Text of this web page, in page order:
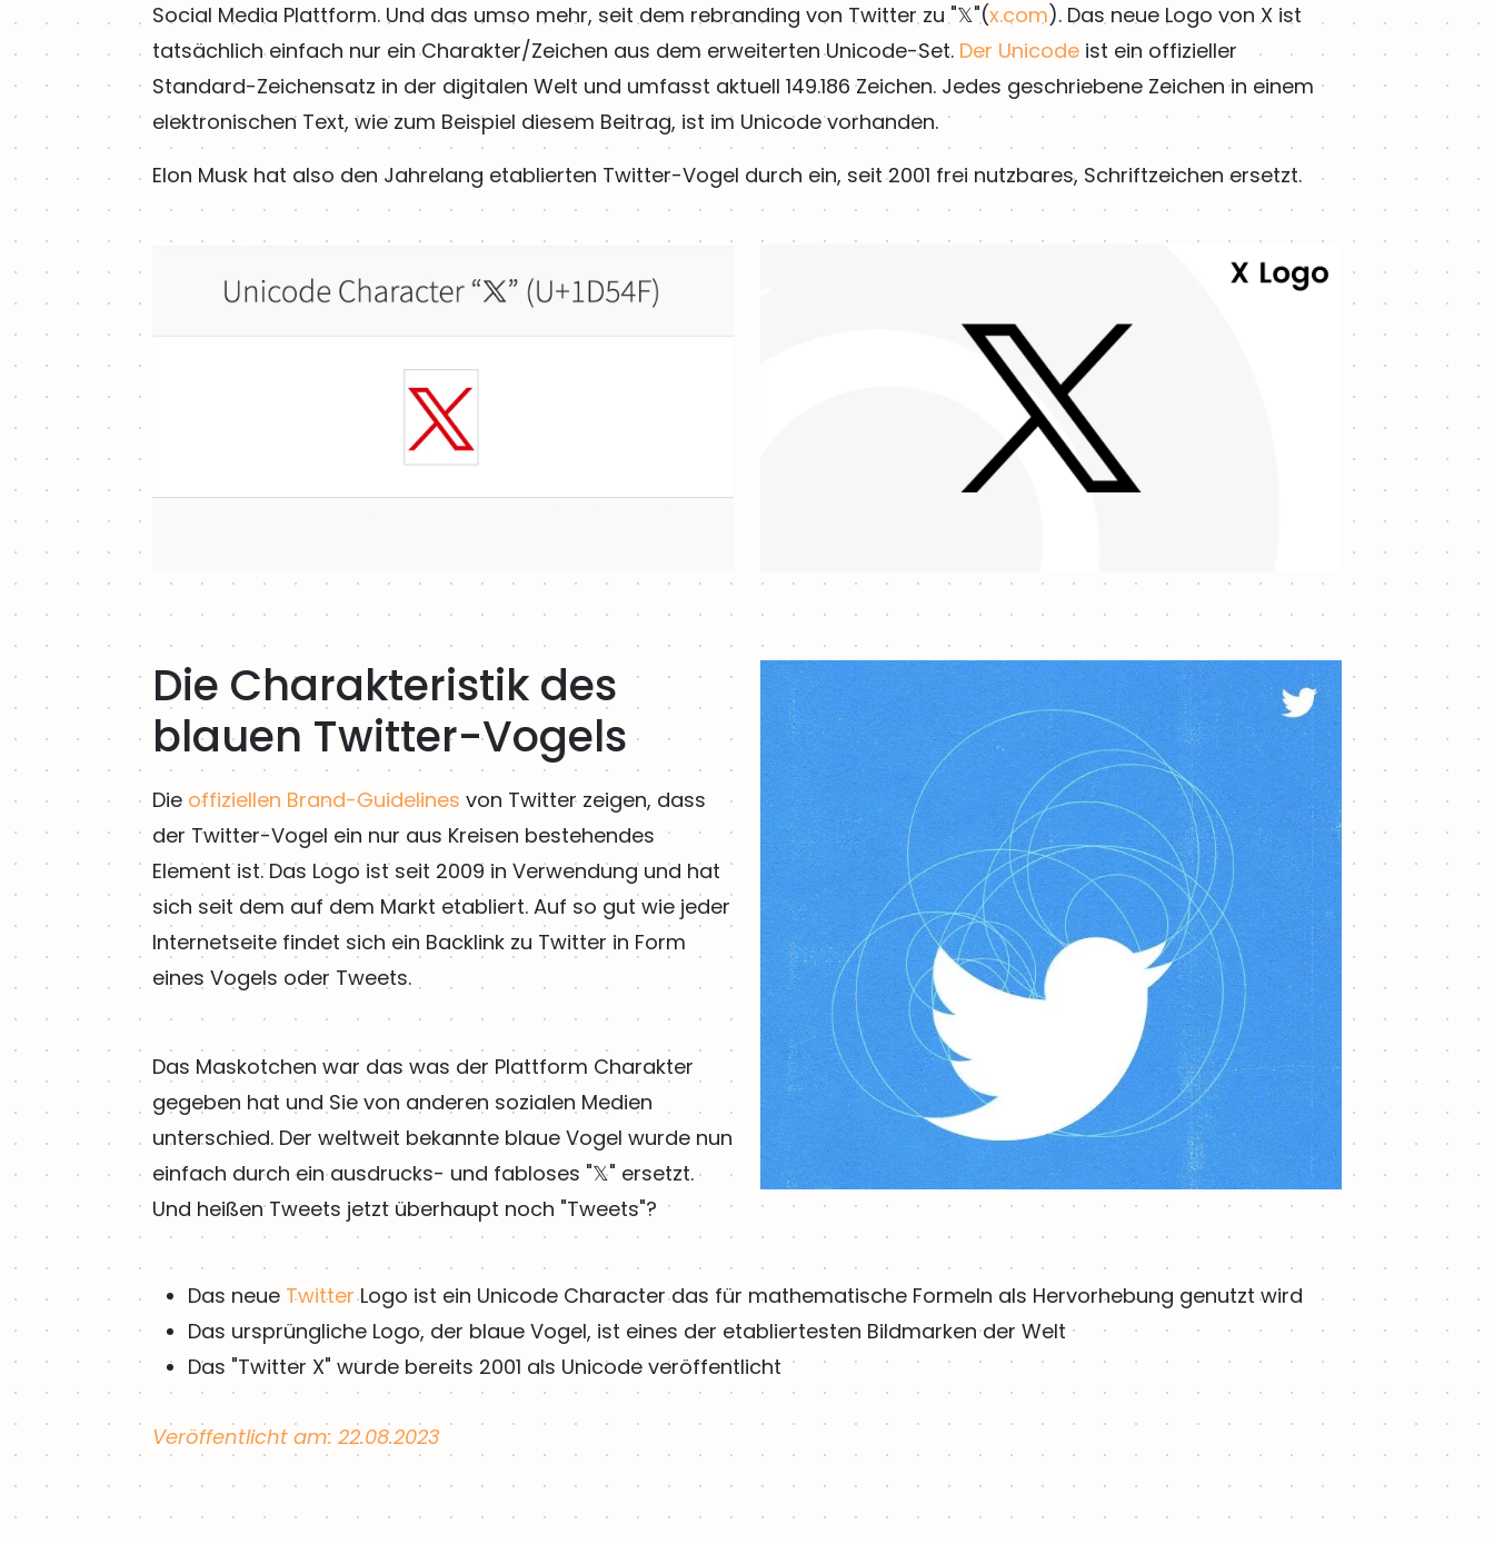
Social Media Plattform. Und das umso mehr, seit dem rebranding von Twitter zu "𝕏"(x.com). Das neue Logo von X ist
tatsächlich einfach nur ein Charakter/Zeichen aus dem erweiterten Unicode-Set. Der Unicode ist ein offizieller
Standard-Zeichensatz in der digitalen Welt und umfasst aktuell 149.186 Zeichen. Jedes geschriebene Zeichen in einem
elektronischen Text, wie zum Beispiel diesem Beitrag, ist im Unicode vorhanden.
Elon Musk hat also den Jahrelang etablierten Twitter-Vogel durch ein, seit 2001 frei nutzbares, Schriftzeichen ersetzt.
Die Charakteristik des
blauen Twitter-Vogels
Die offiziellen Brand-Guidelines von Twitter zeigen, dass
der Twitter-Vogel ein nur aus Kreisen bestehendes
Element ist. Das Logo ist seit 2009 in Verwendung und hat
sich seit dem auf dem Markt etabliert. Auf so gut wie jeder
Internetseite findet sich ein Backlink zu Twitter in Form
eines Vogels oder Tweets.
Das Maskotchen war das was der Plattform Charakter
gegeben hat und Sie von anderen sozialen Medien
unterschied. Der weltweit bekannte blaue Vogel wurde nun
einfach durch ein ausdrucks- und fabloses "𝕏" ersetzt.
Und heißen Tweets jetzt überhaupt noch "Tweets"?
Das neue TwitterLogo ist ein Unicode Character das für mathematische Formeln als Hervorhebung genutzt wird
Das ursprüngliche Logo, der blaue Vogel, ist eines der etabliertesten Bildmarken der Welt
Das "Twitter X" wurde bereits 2001 als Unicode veröffentlicht
Veröffentlicht am: 22.08.2023